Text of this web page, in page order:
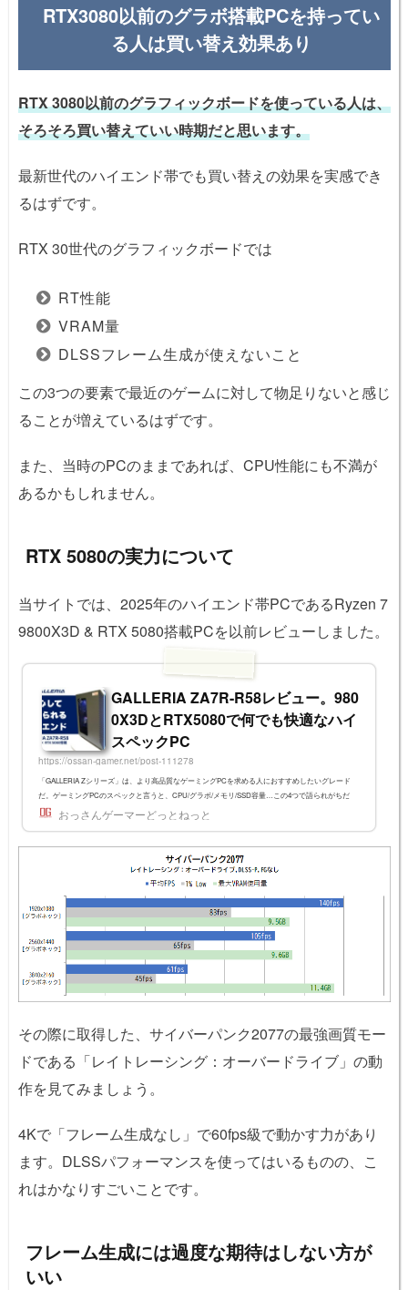
RTX3080以前のグラボ搭載PCを持ってい
る人は買い替え効果あり
RTX 3080以前のグラフィックボードを使っている人は、
そろそろ買い替えていい時期だと思います。
最新世代のハイエンド帯でも買い替えの効果を実感でき
るはずです。
RTX 30世代のグラフィックボードでは
RT性能
VRAM量
DLSSフレーム生成が使えないこと
この3つの要素で最近のゲームに対して物足りないと感じ
ることが増えているはずです。
また、当時のPCのままであれば、CPU性能にも不満が
あるかもしれません。
RTX 5080の実力について
当サイトでは、2025年のハイエンド帯PCであるRyzen 7
9800X3D & RTX 5080搭載PCを以前レビューしました。
GALLERIA ZA7R-R58レビュー。980
0X3DとRTX5080で何でも快適なハイ
スペックPC
https://ossan-gamer.net/post-111278
「GALLERIA Zシリーズ」は、より高品質なゲーミングPCを求める人におすすめしたいグレード
だ。ゲーミングPCのスペックと言うと、CPU/グラボ/メモリ/SSD容量…この4つで語られがちだ
が、PCの使い勝手に大きく関わってくるのが「マザーボード」や「ケース」である。今回は非常
心感」を紹介しよう。当機の特徴は主に以下の6点だ。 ハイスペック：どんなゲーム...
おっさんゲーマーどっとねっと
その際に取得した、サイバーパンク2077の最強画質モー
ドである「レイトレーシング：オーバードライブ」の動
作を見てみましょう。
4Kで「フレーム生成なし」で60fps級で動かす力があり
ます。DLSSパフォーマンスを使ってはいるものの、こ
れはかなりすごいことです。
フレーム生成には過度な期待はしない方が
いい